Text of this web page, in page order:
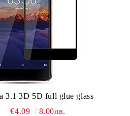
3.1 3D 5D full glue glass
€4.09
8.00лв.